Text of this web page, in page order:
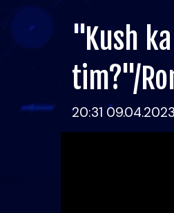
"Kush
tim?"/
20:31 09.04.2023